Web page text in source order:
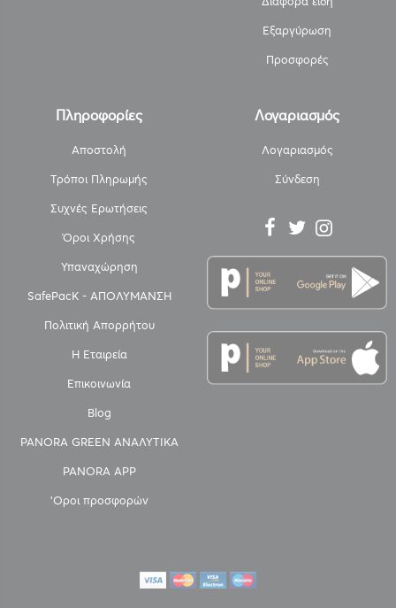
Εξαργύρωση
Προσφορές
Πληροφορίες
Αποστολή
Τρόποι Πληρωμής
Συχνές Ερωτήσεις
Όροι Χρήσης
Υπαναχώρηση
SafePacK - ΑΠΟΛΥΜΑΝΣΗ
Πολιτική Απορρήτου
Η Εταιρεία
Επικοινωνία
Blog
PANORA GREEN ΑΝΑΛΥΤΙΚΑ
PANORA APP
'Οροι προσφορών
Λογαριασμός
Λογαριασμός
Σύνδεση